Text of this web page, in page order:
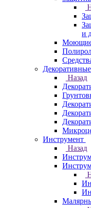
и
Моющие
Назад
Инструмент
Назад